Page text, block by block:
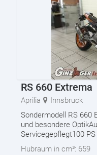
RS 660 Extrema
Aprilia
Innsbruck
Sondermodell RS 660
und besondere
Servicegepflegt100
Hubraum in cm³: 659